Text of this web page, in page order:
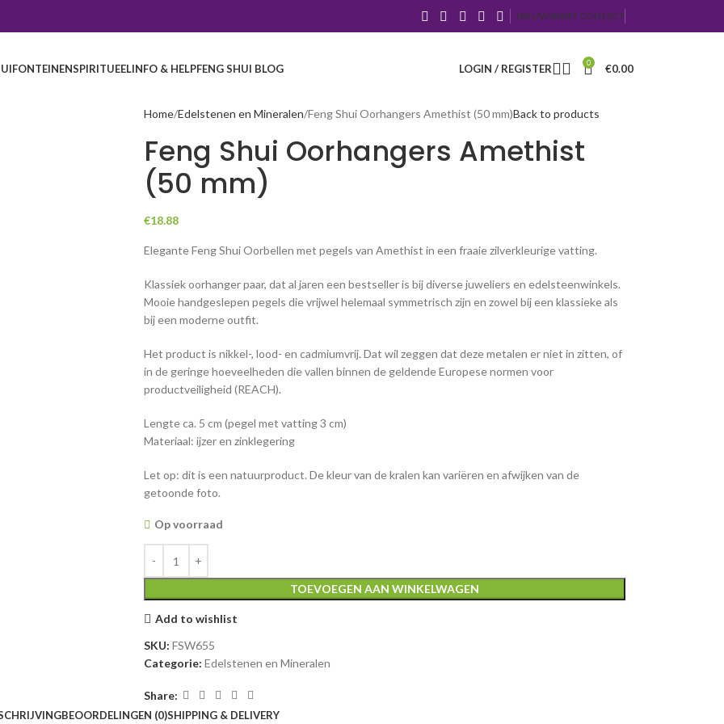
NIEUWSBRIEFCONTACT
FONTEINENSPIRITUEELINFO & HELPFENG SHUI BLOG LOGIN / REGISTER 0 €0.00
Home Edelstenen en Mineralen Feng Shui Oorhangers Amethist (50 mm)Back to products
Feng Shui Oorhangers Amethist
(50 mm)
€18.88
Elegante Feng Shui Oorbellen met pegels van Amethist in een fraaie zilverkleurige vatting.
Klassiek oorhanger paar, dat al jaren een bestseller is bij diverse juweliers en edelsteenwinkels.
Mooie handgeslepen pegels die vrijwel helemaal symmetrisch zijn en zowel bij een klassieke als
bij een moderne outfit.
Het product is nikkel-, lood- en cadmiumvrij. Dat wil zeggen dat deze metalen er niet in zitten, of
in de geringe hoeveelheden die vallen binnen de geldende Europese normen voor
productveiligheid (REACH).
Lengte ca. 5 cm (pegel met vatting 3 cm)
Materiaal: ijzer en zinklegering
Let op: dit is een natuurproduct. De kleur van de kralen kan variëren en afwijken van de
getoonde foto.
Op voorraad
TOEVOEGEN AAN WINKELWAGEN
Add to wishlist
SKU: FSW655
Categorie: Edelstenen en Mineralen
Share:
BEOORDELINGEN (0)SHIPPING & DELIVERY